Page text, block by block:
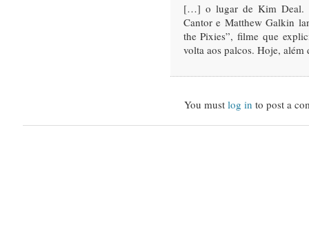
[…] o lugar de Kim Deal.
Cantor e Matthew Galkin
the Pixies”, filme que
volta aos palcos. Hoje,
You must log in to post a